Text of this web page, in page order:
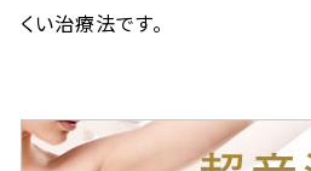
くい治療法です。